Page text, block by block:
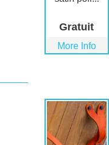
Gratuit
More Info